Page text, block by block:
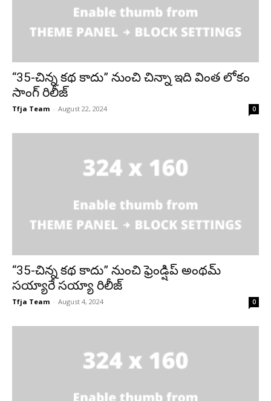
“35-చిన్న కథ కాదు” నుంచి చిన్నా ఇది వింత లోకం
సాంగ్ రిలీజ్
Tfja Team - August 22, 2024 0
“35-చిన్న కథ కాదు” నుంచి ఫ్రెండ్షిప్ అంథమ్
సయ్యారే సయ్యా రిలీజ్
Tfja Team - August 4, 2024 0